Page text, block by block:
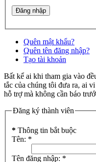
Quên mật khẩu?
Quên tên đăng nhập?
Tạo tài khoản
Bất kể ai khi tham gia vào
tắc của chúng tôi đưa ra, ai
hỗ trợ mà không cần báo
Đăng ký thành viên
* Thông tin bắt buộc
Tên: *
Tên đăng nhập: *